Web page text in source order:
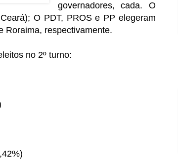
governadores, cada. O
O PDT, PROS e PP elegeram
Roraima, respectivamente.
no 2º turno: